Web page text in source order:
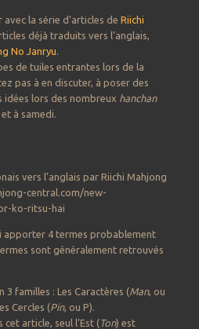
la série d’articles de Riichi
déjà traduits vers l’anglais,
No Janryu
de tuiles entrantes lors de la
pas à en discuter, à poser des
idées lors des nombreux hanchan
à samedi.
vers l’anglais par Riichi Mahjong
central.com/new-
ko-ritsu-hai
apporter 4 termes probablement
sont généralement retrouvés
3 familles : Les Caractères (Man, ou
Cercles (Pin, ou P).
cet article, seul l’Est (Ton) est